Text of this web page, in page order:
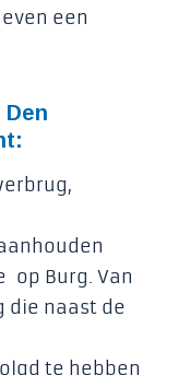
een
op Burg. Van
die naast de
te hebben